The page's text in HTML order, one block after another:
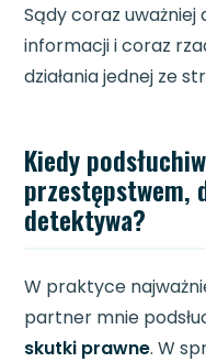
Sądy coraz
informacji i coraz
działania jednej ze
Kiedy
przestępstwem,
detektywa?
W praktyce
partner mnie
skutki prawne. W